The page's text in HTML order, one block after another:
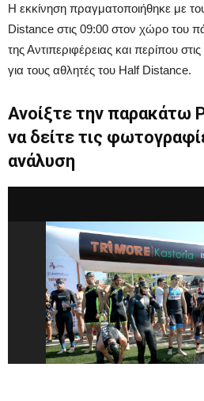
Η εκκίνηση πραγματοποιήθηκε με
Distance στις 09:00 στον χώρο του
της Αντιπεριφέρειας και περίπου
για τους αθλητές του Half Distance.
Ανοίξτε την παρακάτω
να δείτε τις
ανάλυση